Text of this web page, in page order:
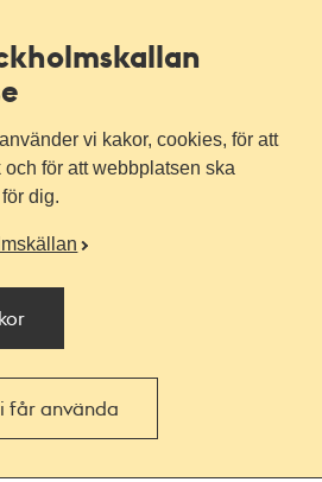
vi kakor, cookies, för att
för att webbplatsen ska
dig.
får använda